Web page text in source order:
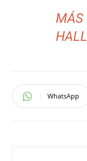
MÁS
WhatsApp